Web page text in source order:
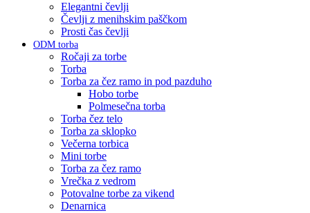
Elegantni čevlji
Čevlji z menihskim paščkom
Prosti čas čevlji
ODM torba
Ročaji za torbe
Torba
Torba za čez ramo in pod pazduho
Hobo torbe
Polmesečna torba
Torba čez telo
Torba za sklopko
Večerna torbica
Mini torbe
Torba za čez ramo
Vrečka z vedrom
Potovalne torbe za vikend
Denarnica